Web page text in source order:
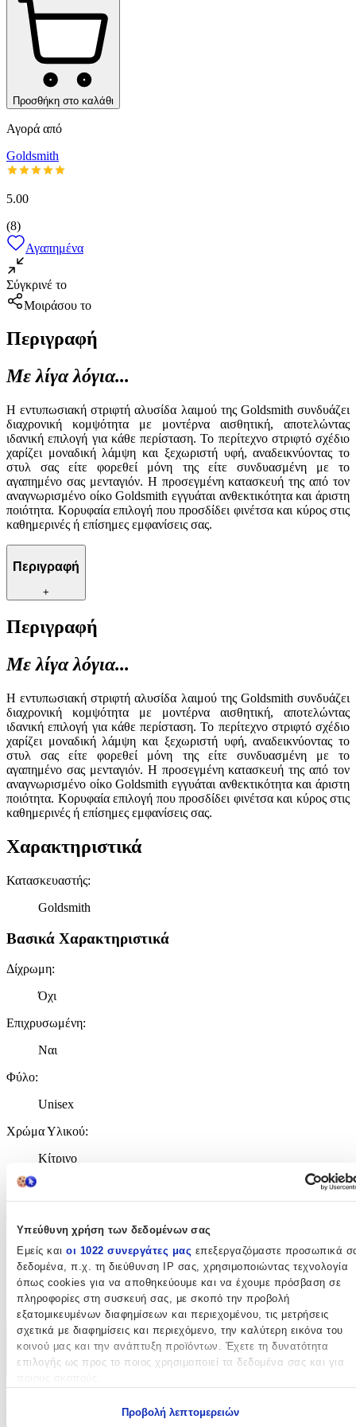
Υπεύθυνη χρήση των δεδομένων σας
Εμείς και οι 1022 συνεργάτες μας επεξεργαζόμαστε προσωπικά
δεδομένα, π.χ. τη διεύθυνση IP σας, χρησιμοποιώντας τεχνολογία
όπως cookies για να αποθηκεύουμε και να έχουμε πρόσβαση σε
πληροφορίες στη συσκευή σας, με σκοπό την προβολή
εξατομικευμένων διαφημίσεων και περιεχομένου, τις μετρήσεις
σχετικά με διαφημίσεις και περιεχόμενο, την καλύτερη εικόνα του
κοινού μας και την ανάπτυξη προϊόντων. Έχετε τη δυνατότητα
επιλογής ως προς το ποιος χρησιμοποιεί τα δεδομένα σας και για
Εάν μας επιτρέπετε, θα θέλαμε επίσης:
Προβολή λεπτομερειών
Προσθήκη στο καλάθι
Αγορά από
Goldsmith
5.00
(8)
Αγαπημένα
Σύγκρινέ το
Μοιράσου το
Περιγραφή
Με λίγα λόγια...
Η εντυπωσιακή στριφτή αλυσίδα λαιμού της Goldsmith συνδυάζει
διαχρονική κομψότητα με μοντέρνα αισθητική, αποτελώντας
ιδανική επιλογή για κάθε περίσταση. Το περίτεχνο στριφτό σχέδιο
χαρίζει μοναδική λάμψη και ξεχωριστή υφή, αναδεικνύοντας το
στυλ σας είτε φορεθεί μόνη της είτε συνδυασμένη με το
αγαπημένο σας μενταγιόν. Η προσεγμένη κατασκευή της από τον
αναγνωρισμένο οίκο Goldsmith εγγυάται ανθεκτικότητα και άριστη
ποιότητα. Κορυφαία επιλογή που προσδίδει φινέτσα και κύρος στις
καθημερινές ή επίσημες εμφανίσεις σας.
Περιγραφή
+
Περιγραφή
Με λίγα λόγια...
Η εντυπωσιακή στριφτή αλυσίδα λαιμού της Goldsmith συνδυάζει
διαχρονική κομψότητα με μοντέρνα αισθητική, αποτελώντας
ιδανική επιλογή για κάθε περίσταση. Το περίτεχνο στριφτό σχέδιο
χαρίζει μοναδική λάμψη και ξεχωριστή υφή, αναδεικνύοντας το
στυλ σας είτε φορεθεί μόνη της είτε συνδυασμένη με το
αγαπημένο σας μενταγιόν. Η προσεγμένη κατασκευή της από τον
αναγνωρισμένο οίκο Goldsmith εγγυάται ανθεκτικότητα και άριστη
ποιότητα. Κορυφαία επιλογή που προσδίδει φινέτσα και κύρος στις
καθημερινές ή επίσημες εμφανίσεις σας.
Χαρακτηριστικά
Κατασκευαστής:
Goldsmith
Βασικά Χαρακτηριστικά
Δίχρωμη:
Όχι
Επιχρυσωμένη:
Ναι
Φύλο:
Unisex
Χρώμα Υλικού:
Κίτρινο
Λεπτομέρειες
Λαιμού
Σχέδιο:
Στριφτή
Χαρακτηριστικά
+
Χαρακτηριστικά